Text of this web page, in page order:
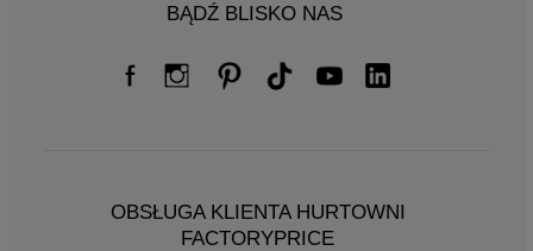
BĄDŹ BLISKO NAS
OBSŁUGA KLIENTA HURTOWNI
FACTORYPRICE